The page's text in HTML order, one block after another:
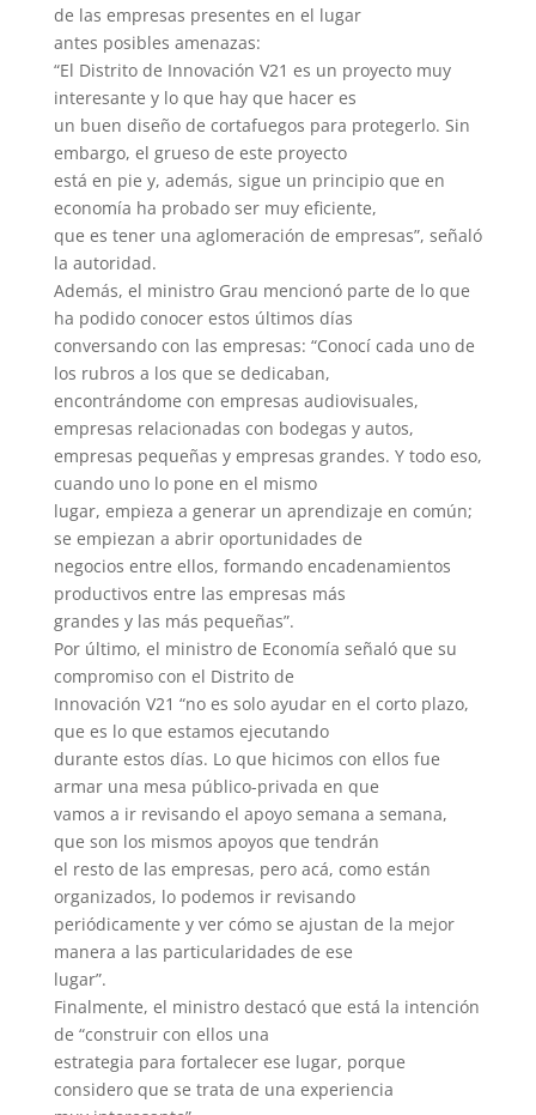
de las empresas presentes en el lugar
antes posibles amenazas:
“El Distrito de Innovación V21 es un proyecto muy
interesante y lo que hay que hacer es
un buen diseño de cortafuegos para protegerlo. Sin
embargo, el grueso de este proyecto
está en pie y, además, sigue un principio que en
economía ha probado ser muy eficiente,
que es tener una aglomeración de empresas”, señaló
la autoridad.
Además, el ministro Grau mencionó parte de lo que
ha podido conocer estos últimos días
conversando con las empresas: “Conocí cada uno de
los rubros a los que se dedicaban,
encontrándome con empresas audiovisuales,
empresas relacionadas con bodegas y autos,
empresas pequeñas y empresas grandes. Y todo eso,
cuando uno lo pone en el mismo
lugar, empieza a generar un aprendizaje en común;
se empiezan a abrir oportunidades de
negocios entre ellos, formando encadenamientos
productivos entre las empresas más
grandes y las más pequeñas”.
Por último, el ministro de Economía señaló que su
compromiso con el Distrito de
Innovación V21 “no es solo ayudar en el corto plazo,
que es lo que estamos ejecutando
durante estos días. Lo que hicimos con ellos fue
armar una mesa público-privada en que
vamos a ir revisando el apoyo semana a semana,
que son los mismos apoyos que tendrán
el resto de las empresas, pero acá, como están
organizados, lo podemos ir revisando
periódicamente y ver cómo se ajustan de la mejor
manera a las particularidades de ese
lugar”.
Finalmente, el ministro destacó que está la intención
de “construir con ellos una
estrategia para fortalecer ese lugar, porque
considero que se trata de una experiencia